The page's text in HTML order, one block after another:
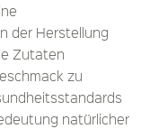
der Herstellung
Zutaten
zu
natürlicher